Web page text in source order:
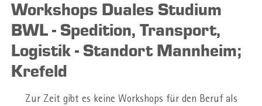
Workshops Duales Studium
BWL - Spedition, Transport,
Logistik - Standort Mannheim;
Krefeld
Zur Zeit gibt es keine Workshops für den Beruf als